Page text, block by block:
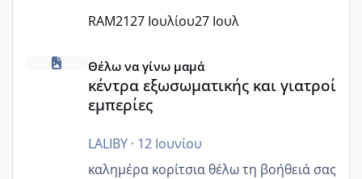
RAM2127 Ιουλίου27 Ιουλ
κέντρα εξωσωματικής και γιατροί εμπερίες
Θέλω να γίνω μαμά
κέντρα εξωσωματικής και γιατροί
εμπερίες
LALIBY· 12 Ιουνίου
καλημέρα κορίτσια θέλω τη βοήθειά σας